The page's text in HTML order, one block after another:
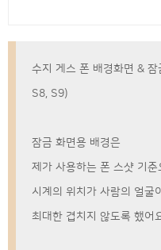
수지 게스 폰 배경화면 &
S8, S9)
잠금 화면용 배경은
제가 사용하는 폰 스샷 기준
시계의 위치가 사람의 얼굴
최대한 겹치지 않도록 했어